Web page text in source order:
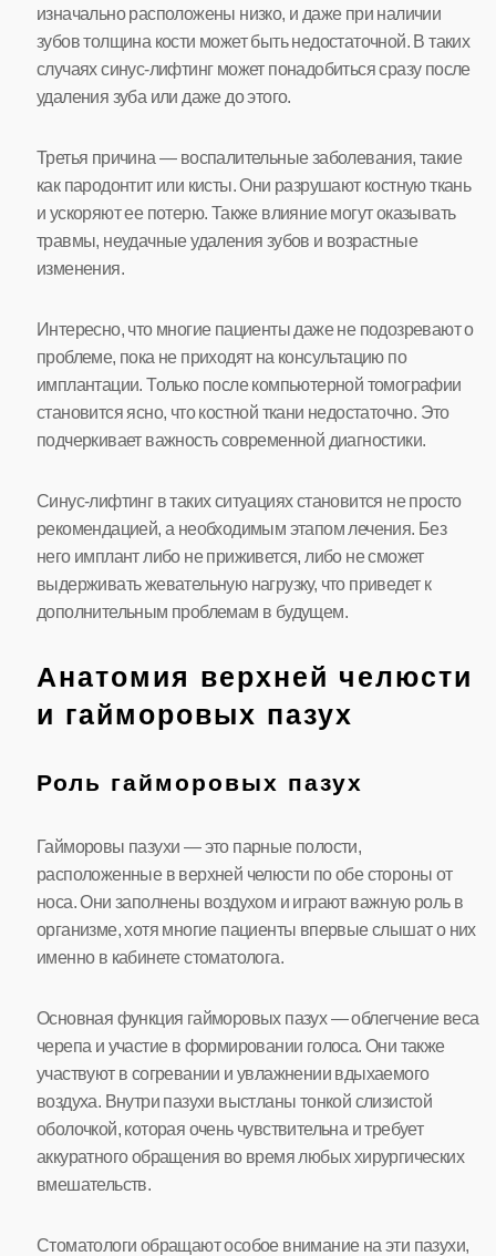
изначально расположены низко, и даже при наличии
зубов толщина кости может быть недостаточной. В таких
случаях синус-лифтинг может понадобиться сразу после
удаления зуба или даже до этого.
Третья причина — воспалительные заболевания, такие
как пародонтит или кисты. Они разрушают костную ткань
и ускоряют ее потерю. Также влияние могут оказывать
травмы, неудачные удаления зубов и возрастные
изменения.
Интересно, что многие пациенты даже не подозревают о
проблеме, пока не приходят на консультацию по
имплантации. Только после компьютерной томографии
становится ясно, что костной ткани недостаточно. Это
подчеркивает важность современной диагностики.
Синус-лифтинг в таких ситуациях становится не просто
рекомендацией, а необходимым этапом лечения. Без
него имплант либо не приживется, либо не сможет
выдерживать жевательную нагрузку, что приведет к
дополнительным проблемам в будущем.
Анатомия верхней челюсти
и гайморовых пазух
Роль гайморовых пазух
Гайморовы пазухи — это парные полости,
расположенные в верхней челюсти по обе стороны от
носа. Они заполнены воздухом и играют важную роль в
организме, хотя многие пациенты впервые слышат о них
именно в кабинете стоматолога.
Основная функция гайморовых пазух — облегчение веса
черепа и участие в формировании голоса. Они также
участвуют в согревании и увлажнении вдыхаемого
воздуха. Внутри пазухи выстланы тонкой слизистой
оболочкой, которая очень чувствительна и требует
аккуратного обращения во время любых хирургических
вмешательств.
Стоматологи обращают особое внимание на эти пазухи,